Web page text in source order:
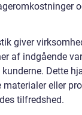
giver
af indgående
Dette
eller
tilfredshed.